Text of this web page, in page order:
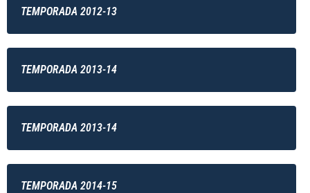
TEMPORADA 2012-13
TEMPORADA 2013-14
TEMPORADA 2013-14
TEMPORADA 2014-15